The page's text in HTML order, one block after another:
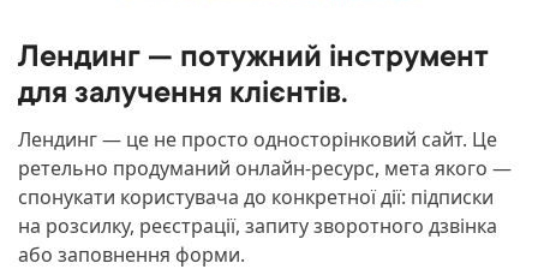
Лендинг — потужний інструмент
для залучення клієнтів.
Лендинг — це не просто односторінковий сайт. Це
ретельно продуманий онлайн-ресурс, мета якого —
спонукати користувача до конкретної дії: підписки
на розсилку, реєстрації, запиту зворотного дзвінка
або заповнення форми.